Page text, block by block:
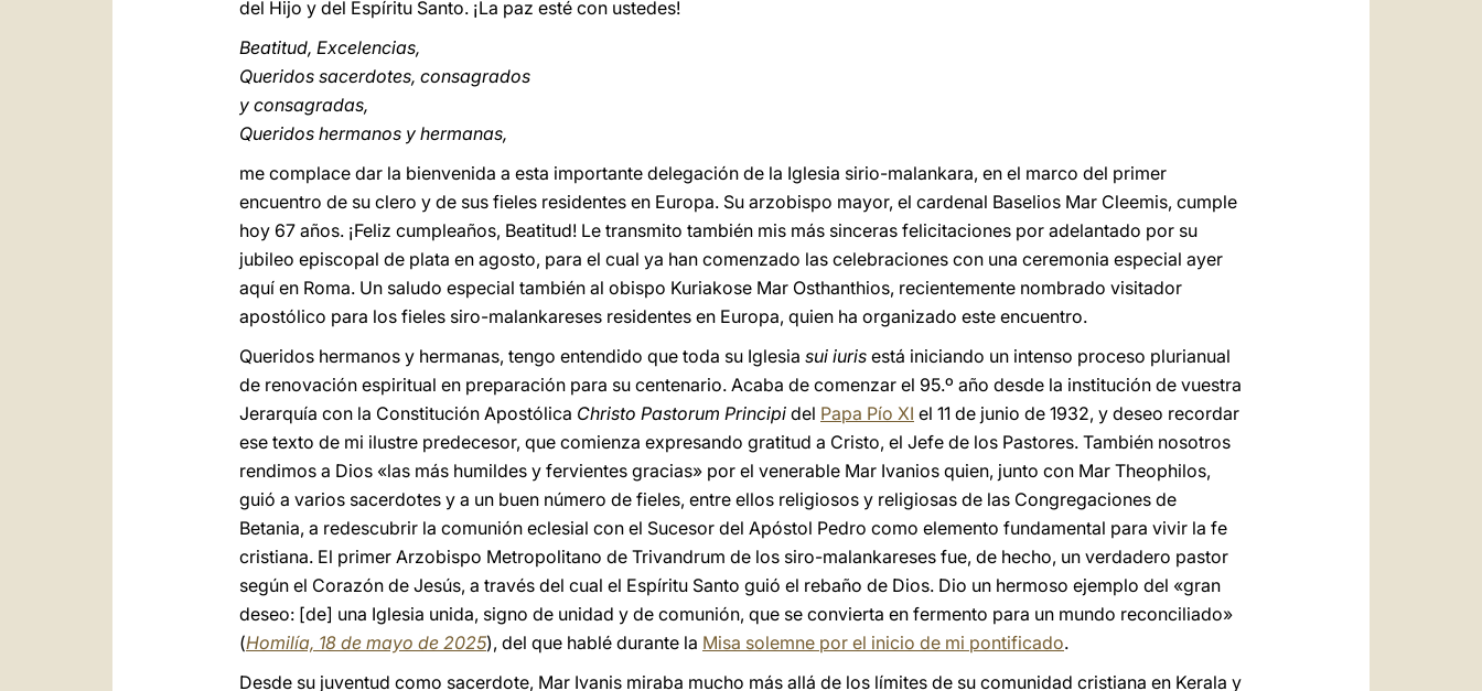
del Hijo y del Espíritu Santo. ¡La paz esté con ustedes!
Beatitud, Excelencias,
Queridos sacerdotes, consagrados
y consagradas,
Queridos hermanos y hermanas,
me complace dar la bienvenida a esta importante delegación de la Iglesia sirio-malankara, en el marco del primer
encuentro de su clero y de sus fieles residentes en Europa. Su arzobispo mayor, el cardenal Baselios Mar Cleemis, cumple
hoy 67 años. ¡Feliz cumpleaños, Beatitud! Le transmito también mis más sinceras felicitaciones por adelantado por su
jubileo episcopal de plata en agosto, para el cual ya han comenzado las celebraciones con una ceremonia especial ayer
aquí en Roma. Un saludo especial también al obispo Kuriakose Mar Osthanthios, recientemente nombrado visitador
apostólico para los fieles siro-malankareses residentes en Europa, quien ha organizado este encuentro.
Queridos hermanos y hermanas, tengo entendido que toda su Iglesia sui iuris está iniciando un intenso proceso plurianual
de renovación espiritual en preparación para su centenario. Acaba de comenzar el 95.º año desde la institución de vuestra
Jerarquía con la Constitución Apostólica Christo Pastorum Principi del Papa Pío XI el 11 de junio de 1932, y deseo recordar
ese texto de mi ilustre predecesor, que comienza expresando gratitud a Cristo, el Jefe de los Pastores. También nosotros
rendimos a Dios «las más humildes y fervientes gracias» por el venerable Mar Ivanios quien, junto con Mar Theophilos,
guió a varios sacerdotes y a un buen número de fieles, entre ellos religiosos y religiosas de las Congregaciones de
Betania, a redescubrir la comunión eclesial con el Sucesor del Apóstol Pedro como elemento fundamental para vivir la fe
cristiana. El primer Arzobispo Metropolitano de Trivandrum de los siro-malankareses fue, de hecho, un verdadero pastor
según el Corazón de Jesús, a través del cual el Espíritu Santo guió el rebaño de Dios. Dio un hermoso ejemplo del «gran
deseo: [de] una Iglesia unida, signo de unidad y de comunión, que se convierta en fermento para un mundo reconciliado»
(Homilía, 18 de mayo de 2025), del que hablé durante la Misa solemne por el inicio de mi pontificado.
Desde su juventud como sacerdote, Mar Ivanis miraba mucho más allá de los límites de su comunidad cristiana en Kerala y